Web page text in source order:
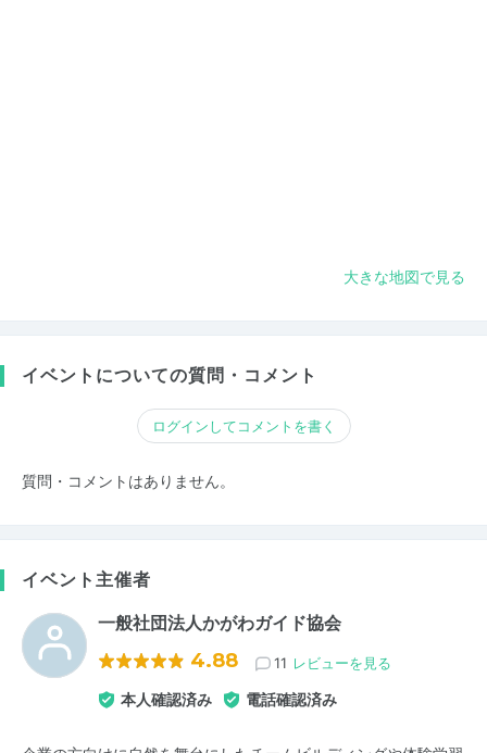
大きな地図で見る
イベントについての質問・コメント
ログインしてコメントを書く
質問・コメントはありません。
イベント主催者
一般社団法人かがわガイド協会
4.88 11 レビューを見る
本人確認済み 電話確認済み